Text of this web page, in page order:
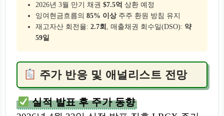
2026년 3월 만기 채권 $7.5억 상환 예정
잉여현금흐름의 85% 이상주주 환원 방침 유지
재고자산 회전율: 2.7회 , 매출채권 회수일(DSO): 약
59일
주가 반응 및 애널리스트 전망
실적 발표 후 주가 동향